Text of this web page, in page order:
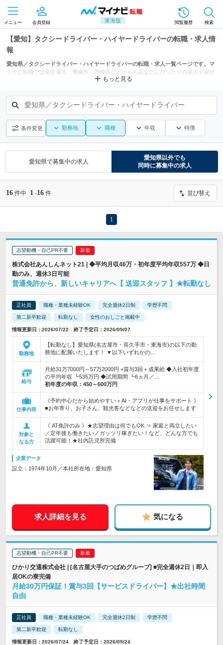
東海版
メニュー 会員登録 閲覧履歴 検索
【愛知】タクシードライバー・ハイヤードライバーの転職・求人情
報
愛知県／タクシードライバー・ハイヤードライバーの転職・求人一覧ページです。マ
イナビ転職では名古屋市、豊橋市、岡崎市などからもあなたにぴったりの求人を探せ
もっと見る
愛知県／タクシードライバー・ハイヤードライバー
条件変更 勤務地 職種 年収 特徴
愛知県で募集中の求人
愛知県以外でも
同時に募集中の求人
16 件中 1 -16 件 並び替え
1
志望動機・自己PR不要
株式会社あんしんネット21 | ◆平均月収46万・初年度平均年収557万 ◆日
勤のみ、週休3日可能
普通免許から、新しいキャリアへ【 送迎スタッフ 】★転勤なし
正社員 職種・業種未経験OK 完全週休2日制 学歴不問
第二新卒歓迎 転勤なし 女性のおしごと掲載中
情報更新日：2026/07/22 終了予定日：2026/09/07
勤務地
【転勤なし】愛知県(名古屋市・長久手市・東海市)の以下の勤
務地に配属いたします！ ▼以下いずれかの…
給与
月給31万7000円～57万2000円 +賞与3回＋成果給 ◆入社初年度
の平均年収 ┗535万円 ◆試用期間 ┗6ヵ月／…
初年度の年収： 450～600万円
仕事内容
《予約中心だから始めやすい＋AI・アプリが仕事をサポート 》
■お年寄り、お子さん、観光客などなどの送迎をお任せします
対象と
なる方
《 AT免許のみ 》★志望理由は何でもOK ⇒ 家庭と両立したい
／定年後も働きたい／ガッツリ稼ぎたい！など、どんな方でも
活躍可能！★社内託児所完備
企業データ
設立：1974年10月／本社所在地：愛知県
求人詳細を見る 気になる
志望動機・自己PR不要
ひかり交通株式会社 | [名古屋大手のつばめグループ] ■完全週休2日｜即入
居OKの寮完備
月給30万円保証！賞与3回【サービスドライバー】★出社時間
自由
正社員 職種・業種未経験OK 完全週休2日制 学歴不問
第二新卒歓迎 転勤なし
情報更新日：2026/07/24 終了予定日：2026/09/24